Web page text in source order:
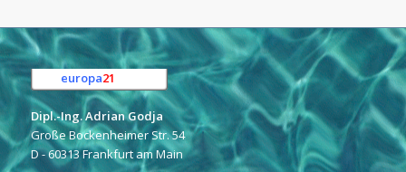
europa21
Dipl.-Ing. Adrian Godja
Große Bockenheimer Str. 54
D - 60313 Frankfurt am Main